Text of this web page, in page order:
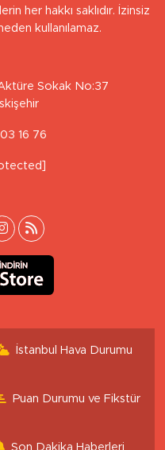
her hakkı saklıdır. İzinsiz
kullanılamaz.
Sokak No:37
16 76
İstanbul Hava Durumu
Puan Durumu ve Fikstür
Son Dakika Haberleri